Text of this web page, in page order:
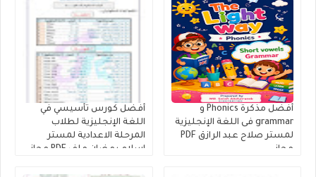
أفضل مذكرة Phonics و
grammar فى اللغة الإنجليزية
لمستر صلاح عبد الرازق PDF
مجانى
أفضل كورس تأسيسي في
اللغة الإنجليزية لطلاب
المرحلة الاعدادية لمستر
إسلام رمضان ملف PDF مجانى